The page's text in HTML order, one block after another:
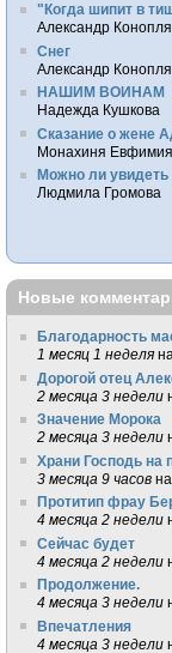
"Когда шипит в
Александр Конопля
Снег
Александр Конопля
НАШИМ ВОИНАМ
Надежда Кушкова
Сказание о жене
Монахиня
Можно ли
Людмила Громова
Новые
Благодарность
1 месяц 1 неделя
Дорогой отец
2 месяца 3 недели
Значение Морока
2 месяца 3 недели
Храни Господь на
3 месяца 9 часов
Протитип фрау
4 месяца 2 недели
Сейчас будет
4 месяца 2 недели
Продолжение.
4 месяца 3 недели
Впечатления
4 месяца 3 недели